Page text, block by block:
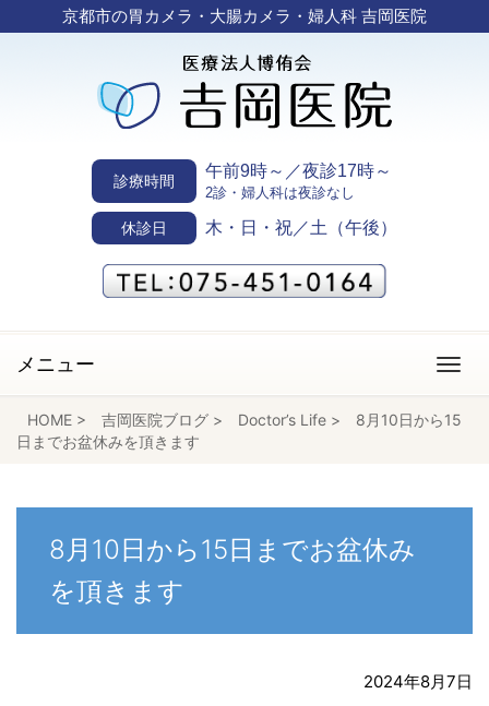
京都市の胃カメラ・大腸カメラ・婦人科 吉岡医院
診療時間
午前9時～／夜診17時～
2診・婦人科は夜診なし
休診日 木・日・祝／土（午後）
メニュー
HOME > 吉岡医院ブログ > Doctor’s Life >
8月10日から15
日までお盆休みを頂きます
8月10日から15日までお盆休み
を頂きます
2024年8月7日